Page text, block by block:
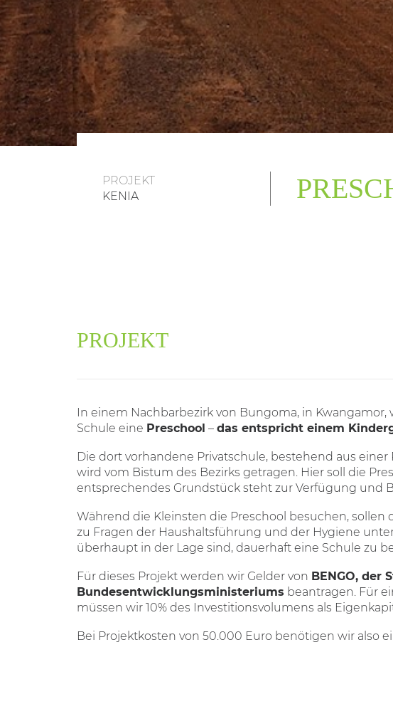
PROJEKT
KENIA
PROJEKT
In einem Nachbarbezirk von Bungoma, in
Schule eine Preschool – das entspricht einem
Die dort vorhandene Privatschule, bestehend aus einer
wird vom Bistum des Bezirks getragen. Hier soll die
entsprechendes Grundstück steht zur Verfügung und
Während die Kleinsten die Preschool besuchen,
zu Fragen der Haushaltsführung und der Hygiene
überhaupt in der Lage sind, dauerhaft eine Schule zu
Für dieses Projekt werden wir Gelder von BENGO, der
Bundesentwicklungsministeriums beantragen. Für
müssen wir 10% des Investitionsvolumens als
Bei Projektkosten von 50.000 Euro benötigen wir also